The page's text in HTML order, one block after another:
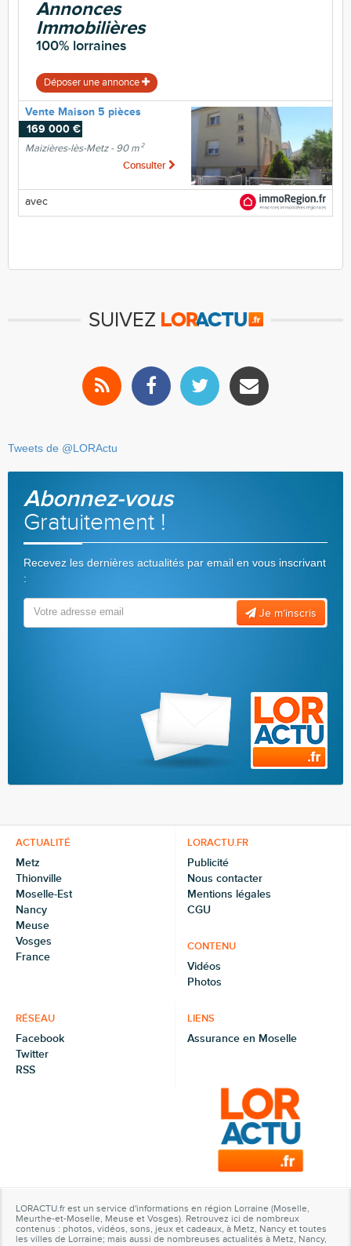
Annonces
Immobilières
100% lorraines
Déposer une annonce
Vente Maison 5 pièces
169 000 €
Maizières-lès-Metz - 90 m²
Consulter
avec
SUIVEZ
Tweets de @LORActu
Abonnez-vous
Gratuitement !
Recevez les dernières actualités par email en vous inscrivant
:
Je m’inscris
ACTUALITÉ
Metz
Thionville
Moselle-Est
Nancy
Meuse
Vosges
France
LORACTU.FR
Publicité
Nous contacter
Mentions légales
CGU
CONTENU
Vidéos
Photos
RÉSEAU
Facebook
Twitter
RSS
LIENS
Assurance en Moselle
LORACTU.fr est un service d'informations en région Lorraine (Moselle,
Meurthe-et-Moselle, Meuse et Vosges). Retrouvez ici de nombreux
contenus : photos, vidéos, sons, jeux et cadeaux, à Metz, Nancy et toutes
les villes de Lorraine; mais aussi de nombreuses actualités à Metz, Nancy,